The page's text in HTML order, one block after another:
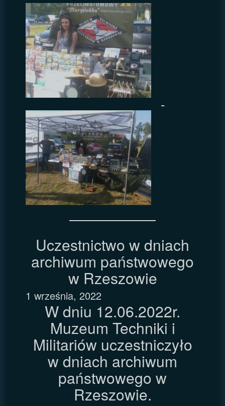
Uczestnictwo w dniach
archiwum państwowego
w Rzeszowie
1 września, 2022
W dniu 12.06.2022r.
Muzeum Techniki i
Militariów uczestniczyło
w dniach archiwum
państwowego w
Rzeszowie.